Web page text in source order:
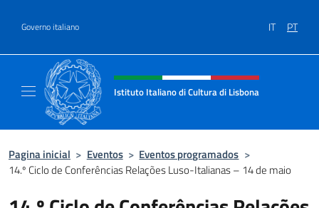
Governo italiano IT PT
Site, social e cabeçalho do menu
Istituto Italiano di Cultura di Lisbona
Pagina inicial > Eventos > Eventos programados >
14.º Ciclo de Conferências Relações Luso-Italianas – 14 de maio